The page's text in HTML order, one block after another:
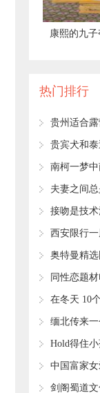
康熙的九
热门排行
贵州适合
贵宾犬和
个值钱
南柯一梦
是什么意思
夫妻之间
架怎么解决
接吻是技
这9种方式
西安限行
各区限行区
奥特曼精
图）
同性恋题
同志题材
在冬天 10
且都已过时
缅北传来
​Hold得住
器评测
中国富家
黑带，恋
剑阁蜀道